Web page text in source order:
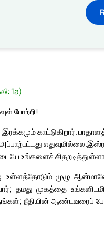
1a)
போற்றி!
காட்டுகிறார்.
எதுவுமில்லை.
உங்களைச்
முழு
தமது முகத்தை
நீதியின் ஆண்டவரைப்